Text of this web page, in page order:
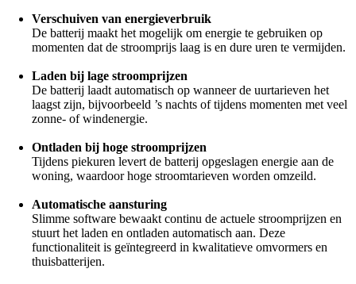
Verschuiven van energieverbruik
De batterij maakt het mogelijk om energie te gebruiken op
momenten dat de stroomprijs laag is en dure uren te vermijden.
Laden bij lage stroomprijzen
De batterij laadt automatisch op wanneer de uurtarieven het
laagst zijn, bijvoorbeeld ’s nachts of tijdens momenten met veel
zonne- of windenergie.
Ontladen bij hoge stroomprijzen
Tijdens piekuren levert de batterij opgeslagen energie aan de
woning, waardoor hoge stroomtarieven worden omzeild.
Automatische aansturing
Slimme software bewaakt continu de actuele stroomprijzen en
stuurt het laden en ontladen automatisch aan. Deze
functionaliteit is geïntegreerd in kwalitatieve omvormers en
thuisbatterijen.